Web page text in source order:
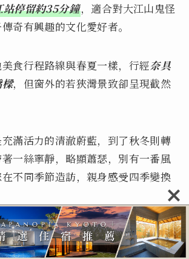
站停留約35分鐘，適合對大江山鬼怪
奇有興趣的文化愛好者。
食行程路線與春夏一樣，行經奈具
，但窗外的若狹灣景致卻呈現截然
滿活力的清澈蔚藍，到了秋冬則轉
一絲寧靜，略顯蕭瑟，別有一番風
不同季節造訪，親身感受四季變換
介紹在地美食行程的內容。